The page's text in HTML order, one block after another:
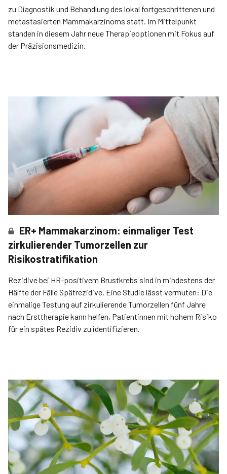
zu Diagnostik und Behandlung des lokal fortgeschrittenen und
metastasierten Mammakarzinoms statt. Im Mittelpunkt
standen in diesem Jahr neue Therapieoptionen mit Fokus auf
der Präzisionsmedizin.
ER+ Mammakarzinom: einmaliger Test
zirkulierender Tumorzellen zur
Risikostratifikation
Rezidive bei HR-positivem Brustkrebs sind in mindestens der
Hälfte der Fälle Spätrezidive. Eine Studie lässt vermuten: Die
einmalige Testung auf zirkulierende Tumorzellen fünf Jahre
nach Ersttherapie kann helfen, Patientinnen mit hohem Risiko
für ein spätes Rezidiv zu identifizieren.